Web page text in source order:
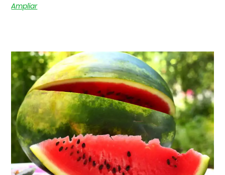
Ampliar